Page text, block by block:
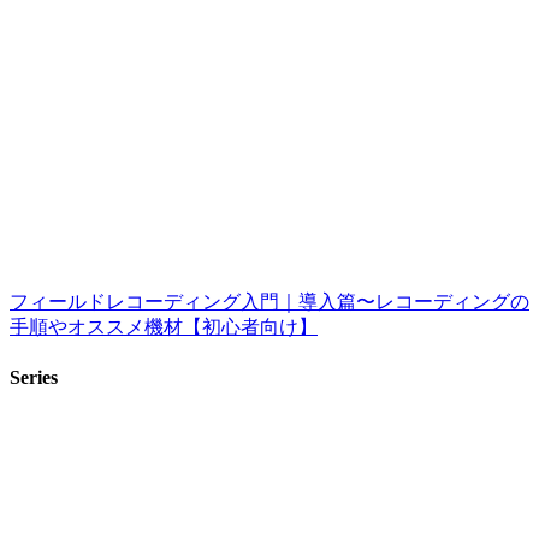
フィールドレコーディング入門｜導入篇〜レコーディングの
手順やオススメ機材【初心者向け】
Series